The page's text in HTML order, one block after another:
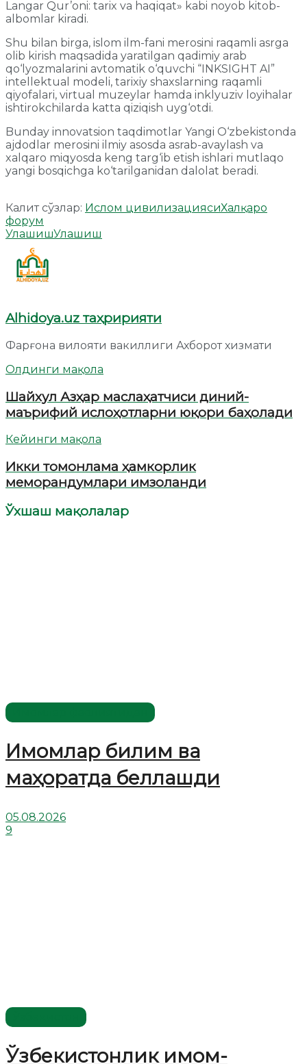
Langar Qur’oni: tarix va haqiqat» kabi noyob kitob-
albomlar kiradi.
Shu bilan birga, islom ilm-fani merosini raqamli asrga
olib kirish maqsadida yaratilgan qadimiy arab
qo‘lyozmalarini avtomatik o‘quvchi “INKSIGHT AI”
intellektual modeli, tarixiy shaxslarning raqamli
qiyofalari, virtual muzeylar hamda inklyuziv loyihalar
ishtirokchilarda katta qiziqish uyg‘otdi.
Bunday innovatsion taqdimotlar Yangi O‘zbekistonda
ajdodlar merosini ilmiy asosda asrab-avaylash va
xalqaro miqyosda keng targ‘ib etish ishlari mutlaqo
yangi bosqichga ko‘tarilganidan dalolat beradi.
Калит сўзлар: Ислом цивилизациясиХалқаро
форум
УлашишУлашиш
Alhidoya.uz таҳририяти
Фарғона вилояти вакиллиги Ахборот хизмати
Олдинги мақола
Шайхул Азҳар маслаҳатчиси диний-
маърифий ислоҳотларни юқори баҳолади
Кейинги мақола
Икки томонлама ҳамкорлик
меморандумлари имзоланди
Ўхшаш мақолалар
Имомлар билим ва
маҳоратда беллашди
05.08.2026
9
Ўзбекистонлик имом-